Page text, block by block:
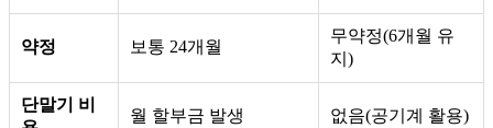
약정 보통 24개월
무약정(6개월 유
지)
단말기 비
월 할부금 발생 없음(공기계 활용)